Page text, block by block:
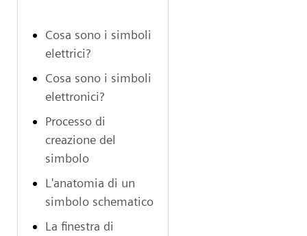
Cosa sono i simboli
elettrici?
Cosa sono i simboli
elettronici?
Processo di
creazione del
simbolo
L'anatomia di un
simbolo schematico
La finestra di